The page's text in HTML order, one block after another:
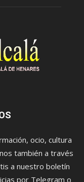
ocio, cultura
también a través
a nuestro boletín
por Telegram o